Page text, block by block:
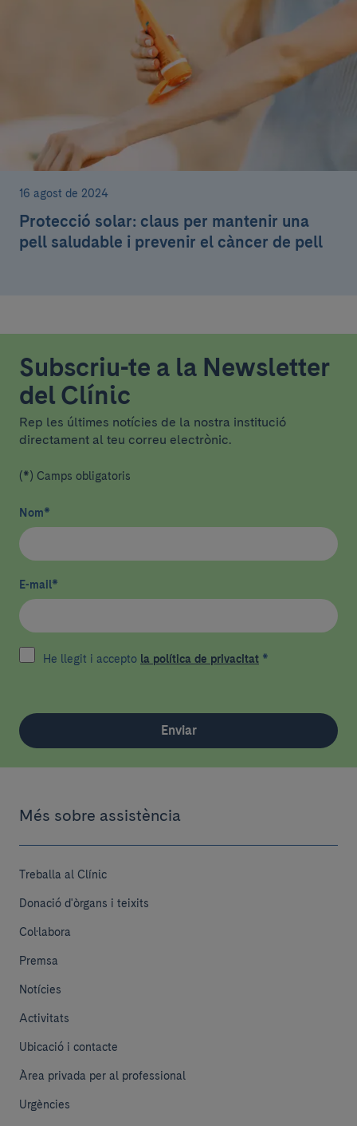
16 agost de 2024
Protecció solar: claus per mantenir una
pell saludable i prevenir el càncer de pell
Subscriu-te a la Newsletter
del Clínic
Rep les últimes notícies de la nostra institució
directament al teu correu electrònic.
(*) Camps obligatoris
Nom*
E-mail*
He llegit i accepto la política de privacitat *
Enviar
Més sobre assistència
Treballa al Clínic
Donació d'òrgans i teixits
Col·labora
Premsa
Notícies
Activitats
Ubicació i contacte
Àrea privada per al professional
Urgències